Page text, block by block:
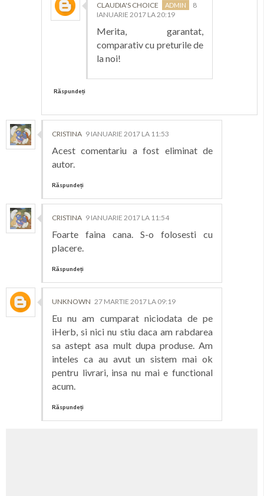
CLAUDIA'S CHOICE
8
IANUARIE 2017 LA 20:19
Merita, garantat,
comparativ cu preturile de
la noi!
Răspundeți
CRISTINA 9 IANUARIE 2017 LA 11:53
Acest comentariu a fost eliminat de
autor.
Răspundeți
CRISTINA 9 IANUARIE 2017 LA 11:54
Foarte faina cana. S-o folosesti cu
placere.
Răspundeți
UNKNOWN 27 MARTIE 2017 LA 09:19
Eu nu am cumparat niciodata de pe
iHerb, si nici nu stiu daca am rabdarea
sa astept asa mult dupa produse. Am
inteles ca au avut un sistem mai ok
pentru livrari, insa nu mai e functional
acum.
Răspundeți